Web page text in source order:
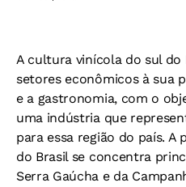
A cultura vinícola do sul
setores econômicos à sua
e a gastronomia, com o
uma indústria que
para essa região do país.
do Brasil se concentra
Serra Gaúcha e da